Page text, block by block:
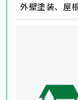
外壁塗装、屋